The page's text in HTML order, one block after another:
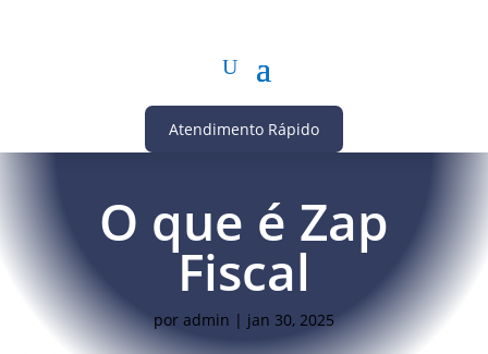
Atendimento Rápido
O que é Zap
Fiscal
por admin | jan 30, 2025